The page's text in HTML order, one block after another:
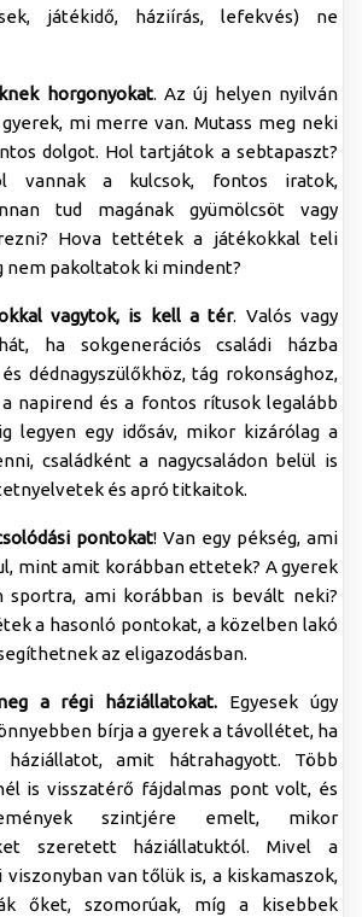
játékidő, háziírás, lefekvés) ne
horgonyokat. Az új helyen nyilván
mi merre van. Mutass meg neki
dolgot. Hol tartjátok a sebtapaszt?
vannak a kulcsok, fontos iratok,
tud magának gyümölcsöt vagy
Hova tettétek a játékokkal teli
nem pakoltatok ki mindent?
vagytok, is kell a tér. Valós vagy
ha sokgenerációs családi házba
dédnagyszülőkhöz, tág rokonsághoz,
napirend és a fontos rítusok legalább
legyen egy idősáv, mikor kizárólag a
családként a nagycsaládon belül is
és apró titkaitok.
pontokat! Van egy pékség, ami
mint amit korábban ettetek? A gyerek
ami korábban is bevált neki?
a hasonló pontokat, a közelben lakó
az eligazodásban.
a régi háziállatokat. Egyesek úgy
bírja a gyerek a távollétet, ha
amit hátrahagyott. Több
is visszatérő fájdalmas pont volt, és
szintjére emelt, mikor
szeretett háziállatuktól. Mivel a
viszonyban van tőlük is, a kiskamaszok,
őket, szomorúak, míg a kisebbek